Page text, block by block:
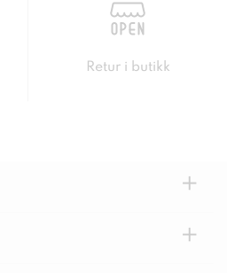
Retur i butikk
+
+